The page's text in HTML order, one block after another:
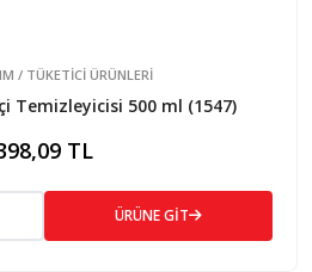
/ TÜKETİCİ ÜRÜNLERİ
Temizleyicisi 500 ml (1547)
TL
ÜRÜNE GİT